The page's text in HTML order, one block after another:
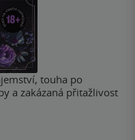
touha po
a zakázaná přitažlivost